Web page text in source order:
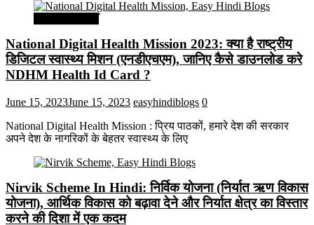
National Digital Health Mission 2023: क्या है राष्ट्रीय
डिजिटल स्वास्थ्य मिशन (एनडीएचएम), जानिए कैसे डाउनलोड करे
NDHM Health Id Card ?
June 15, 2023June 15, 2023 easyhindiblogs 0
National Digital Health Mission : प्रिय पाठकों, हमारे देश की सरकार
अपने देश के नागरिकों के बेहतर स्वास्थ्य के लिए
Nirvik Scheme In Hindi: निर्विक योजना (निर्यात ऋण विकास
योजना), आर्थिक विकास को बढ़ावा देने और निर्यात क्षेत्र का विस्तार
करने की दिशा में एक कदम